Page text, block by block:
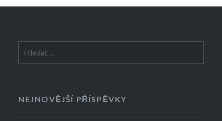
NEJNOVĚJŠÍ PŘÍSPĚVKY